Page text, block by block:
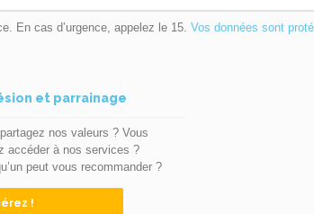
En cas d’urgence, appelez le 15. Vos données sont
et parrainage
nos valeurs ? Vous
accéder à nos services ?
peut vous recommander ?
!